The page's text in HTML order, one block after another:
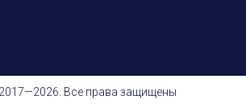
Все права защищены